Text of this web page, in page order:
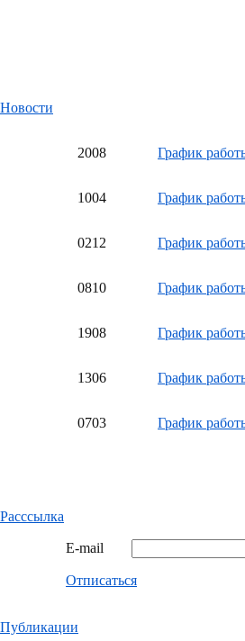
Новости
2008 График
1004 График
0212 График
0810 График
1908 График
1306 График
0703 График
Расссылка
E-mail
Отписаться
Публикации